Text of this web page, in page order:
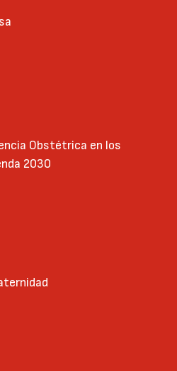
Obstétrica en los
2030